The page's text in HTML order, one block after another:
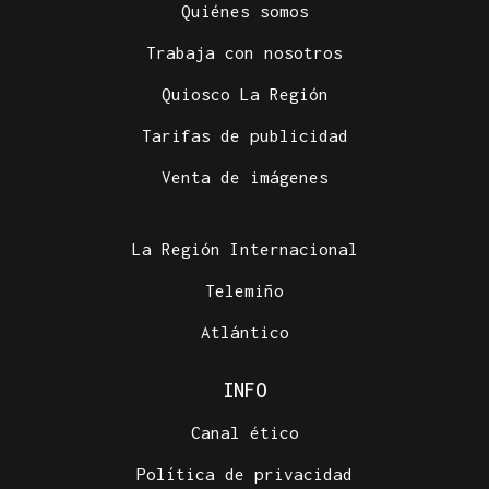
Quiénes somos
Trabaja con nosotros
Quiosco La Región
Tarifas de publicidad
Venta de imágenes
La Región Internacional
Telemiño
Atlántico
INFO
Canal ético
Política de privacidad